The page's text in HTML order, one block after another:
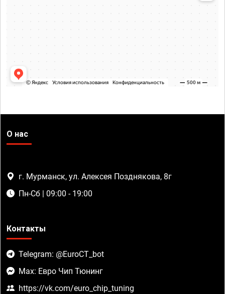
О нас
г. Мурманск, ул. Алексея Позднякова, 8г
Пн-Сб | 09:00 - 19:00
Контакты
Telegram: @EuroCT_bot
Max: Евро Чип Тюнинг
https://vk.com/euro_chip_tuning